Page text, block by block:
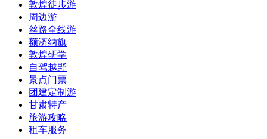
敦煌徒步游
周边游
丝路全线游
额济纳旗
敦煌研学
自驾越野
景点门票
团建定制游
甘肃特产
旅游攻略
租车服务